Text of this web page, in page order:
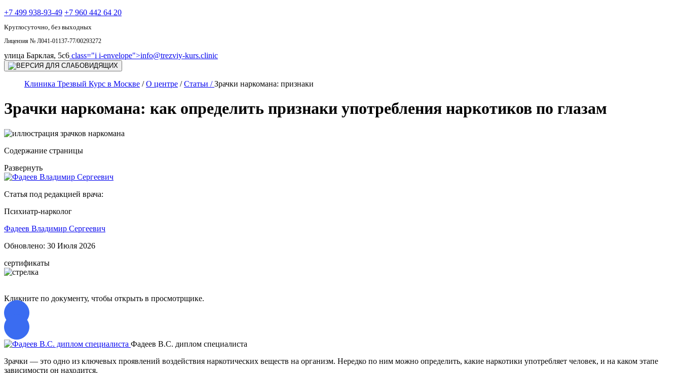
+7 499 938-93-49 +7 960 442 64 20
Круглосуточно, без выходных
Лицензия № Л041-01137-77/00293272
улица Барклая, 5с6 class="i i-envelope">info@trezviy-kurs.clinic
Клиника Трезвый Курс в Москве /О центре /Статьи /Зрачки наркомана: признаки
Зрачки наркомана: как определить признаки употребления наркотиков по глазам
Содержание страницы
Развернуть
Статья под редакцией врача:
Психиатр-нарколог
Фадеев Владимир Сергеевич
Обновлено: 30 Июля 2026
сертификаты
Кликните по документу, чтобы открыть в просмотрщике.
Фадеев В.С. диплом специалиста
Зрачки — это одно из ключевых проявлений воздействия наркотических веществ на организм. Нередко по ним можно определить, какие наркотики употребляет человек, и на каком этапе
зависимости он находится.